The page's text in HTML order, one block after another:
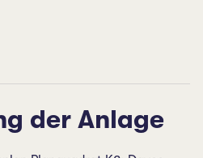
der Anlage